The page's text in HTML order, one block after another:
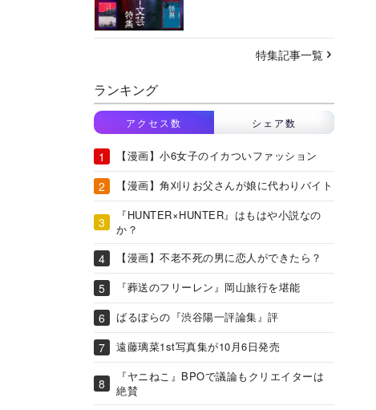
特集記事一覧
ランキング
アクセス数 シェア数
【漫画】小6女子のイカついファッション
【漫画】角刈りお父さんが娘に代わりバイト
『HUNTER×HUNTER』はもはや小説なの
か？
【漫画】不老不死の男に恋人ができたら？
『葬送のフリーレン』岡山旅行を堪能
ばるぼらの『渋谷陽一評論集』評
遠藤璃菜1st写真集が10月6日発売
『ヤニねこ』BPOで議論もクリエイターは
絶賛